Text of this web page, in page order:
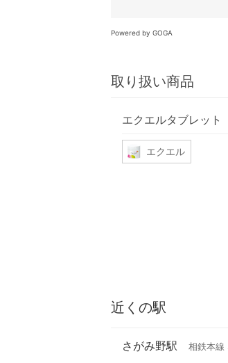
Powered by GOGA
取り扱い商品
エクエルタブレット
エクエル
近くの駅
さがみ野駅 相鉄本線